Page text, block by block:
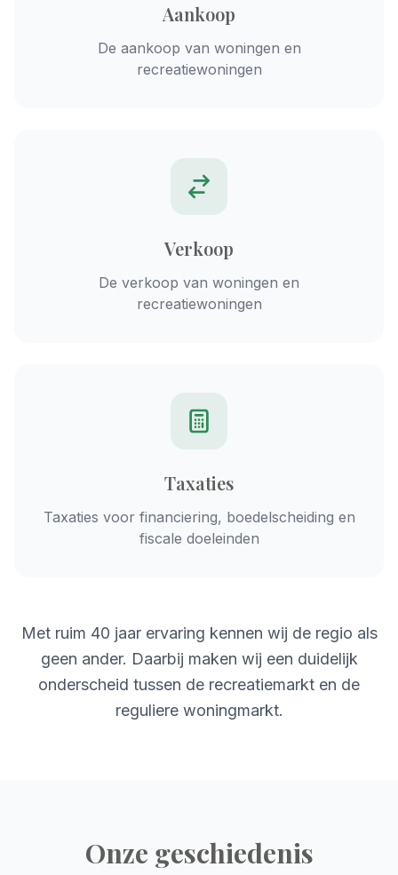
Aankoop
De aankoop van woningen en
recreatiewoningen
Verkoop
De verkoop van woningen en
recreatiewoningen
Taxaties
Taxaties voor financiering, boedelscheiding en
fiscale doeleinden
Met ruim 40 jaar ervaring kennen wij de regio als
geen ander. Daarbij maken wij een duidelijk
onderscheid tussen de recreatiemarkt en de
reguliere woningmarkt.
Onze geschiedenis